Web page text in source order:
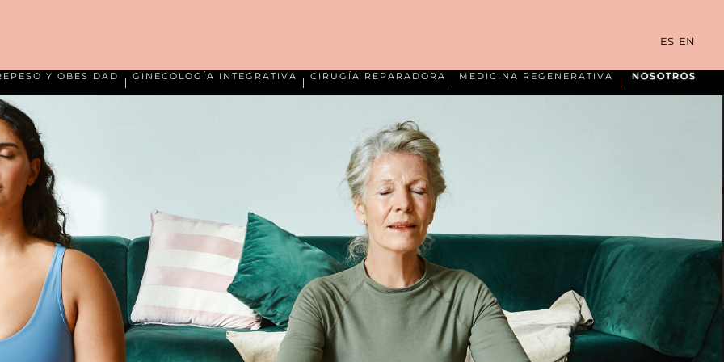
ES EN
Y OBESIDAD GINECOLOGÍA INTEGRATIVA CIRUGÍA REPARADORA MEDICINA REGENERATIVA NOSOTROS